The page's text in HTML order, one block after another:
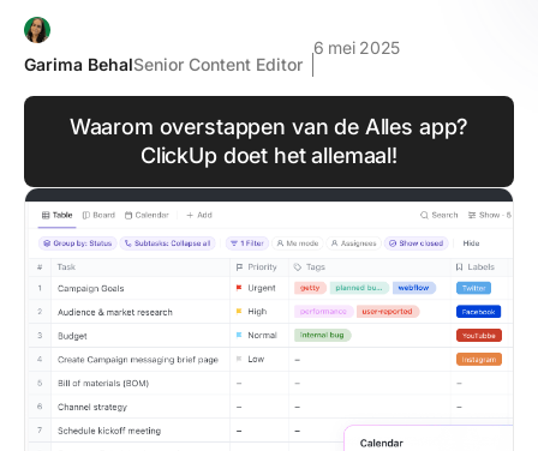
Garima BehalSenior Content Editor
6 mei 2025
Waarom overstappen van de Alles app?
ClickUp doet het allemaal!